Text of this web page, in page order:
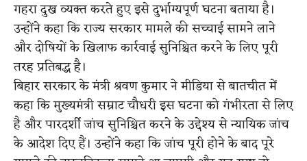
गहरा दुख व्यक्त करते हुए इसे दुर्भाग्यपूर्ण घटना बताया है।
उन्होंने कहा कि राज्य सरकार मामले की सच्चाई सामने लाने
और दोषियों के खिलाफ कार्रवाई सुनिश्चित करने के लिए पूरी
तरह प्रतिबद्ध है।
बिहार सरकार के मंत्री श्रवण कुमार ने मीडिया से बातचीत में
कहा कि मुख्यमंत्री सम्राट चौधरी इस घटना को गंभीरता से लिए
है और पारदर्शी जांच सुनिश्चित करने के उद्देश्य से न्यायिक जांच
के आदेश दिए हैं। उन्होंने कहा कि जांच पूरी होने के बाद पूरे